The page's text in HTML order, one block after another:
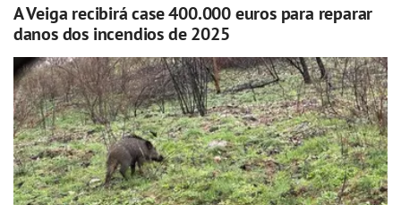
A Veiga recibirá case 400.000 euros para reparar
danos dos incendios de 2025